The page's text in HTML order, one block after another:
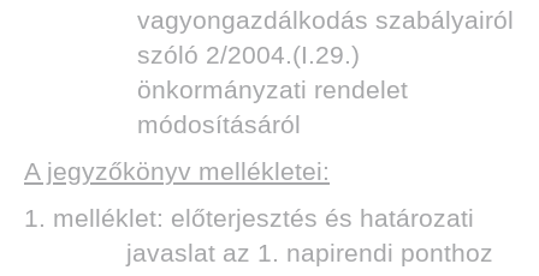
vagyongazdálkodás szabályairól
szóló 2/2004.(I.29.)
önkormányzati rendelet
módosításáról
A jegyzőkönyv mellékletei:
1. melléklet: előterjesztés és határozati
javaslat az 1. napirendi ponthoz